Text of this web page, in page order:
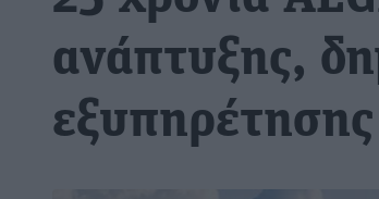
ανάπτυξης,
εξυπηρέτησης